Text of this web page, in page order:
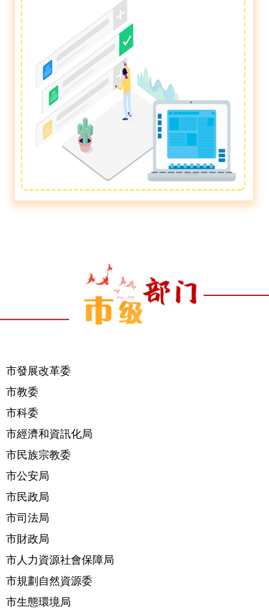
市發展改革委
市教委
市科委
市經濟和資訊化局
市民族宗教委
市公安局
市民政局
市司法局
市財政局
市人力資源社會保障局
市規劃自然資源委
市生態環境局